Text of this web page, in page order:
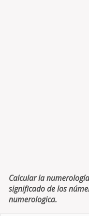
Calcular la
significado de los
numerologica.